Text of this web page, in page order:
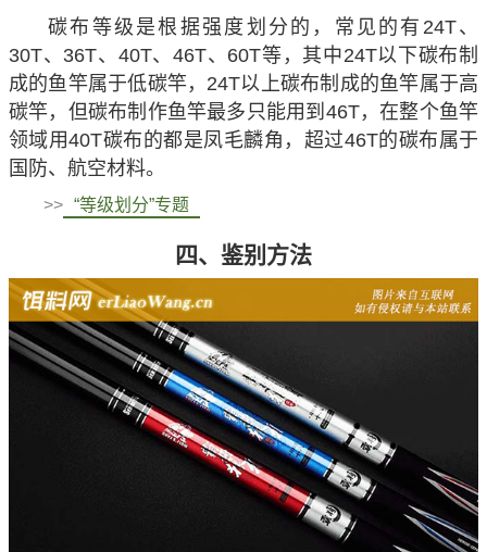
碳布等级是根据强度划分的，常见的有24T、
30T、36T、40T、46T、60T等，其中24T以下碳布制
成的鱼竿属于低碳竿，24T以上碳布制成的鱼竿属于高
碳竿，但碳布制作鱼竿最多只能用到46T，在整个鱼竿
领域用40T碳布的都是凤毛麟角，超过46T的碳布属于
国防、航空材料。
>> “等级划分”专题
四、鉴别方法